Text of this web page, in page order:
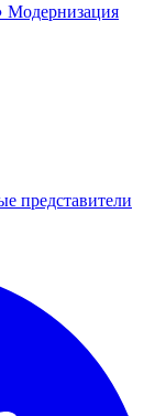
Модернизация
представители